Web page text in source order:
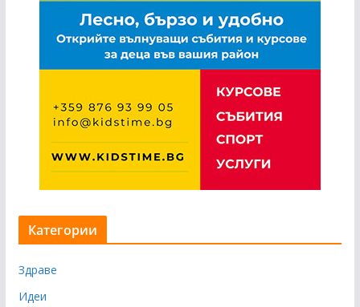
Категории
Здраве
Идеи